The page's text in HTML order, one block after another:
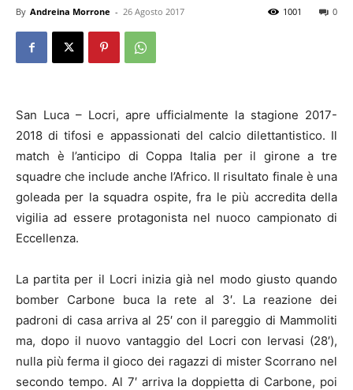
By Andreina Morrone - 26 Agosto 2017 0
1001
San Luca – Locri, apre ufficialmente la stagione 2017-
2018 di tifosi e appassionati del calcio dilettantistico. Il
match è l’anticipo di Coppa Italia per il girone a tre
squadre che include anche l’Africo. Il risultato finale è una
goleada per la squadra ospite, fra le più accredita della
vigilia ad essere protagonista nel nuoco campionato di
Eccellenza.
La partita per il Locri inizia già nel modo giusto quando
bomber Carbone buca la rete al 3′. La reazione dei
padroni di casa arriva al 25′ con il pareggio di Mammoliti
ma, dopo il nuovo vantaggio del Locri con Iervasi (28′),
nulla più ferma il gioco dei ragazzi di mister Scorrano nel
secondo tempo. Al 7′ arriva la doppietta di Carbone, poi